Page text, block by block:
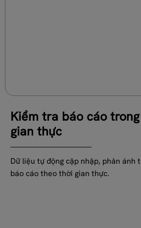
Kiểm tra báo cáo
gian thực
Dữ liệu tự động cập nhập, phản ánh
báo cáo theo thời gian thực.